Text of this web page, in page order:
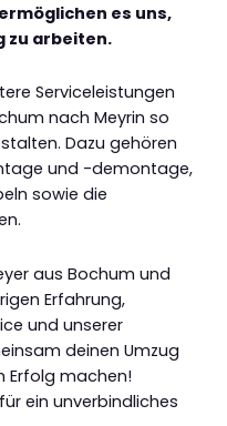
es uns,
zu arbeiten.
Serviceleistungen
nach Meyrin so
Dazu gehören
und -demontage,
sowie die
aus Bochum und
Erfahrung,
und unserer
deinen Umzug
Erfolg machen!
ein unverbindliches